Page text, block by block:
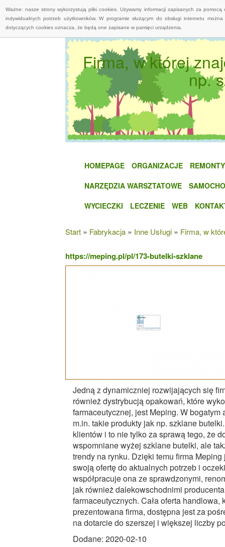
Ważne: nasze strony wykorzystują pliki cookies. Używamy informacji zapisanych za
indywidualnych potrzeb użytkowników. W programie służącym do obsługi internetu
dotyczących cookies oznacza, że będą one zapisane w pamięci urządzenia.
Firma, w której
np.
HOMEPAGE ORGANIZACJE
REMONTY
NARZĘDZIA WARSZTATOWE
WYCIECZKI
LECZENIE WEB
Start » Fabrykacja » Inne Usługi » Firma, w
https://meping.pl/pl/173-butelki-szklane
Jedną z dynamiczniej rozwijających się
również dystrybucją opakowań, które
farmaceutycznej, jest Meping. W
m.in. takie produkty jak np. szklane
klientów i to nie tylko za sprawą tego, że
wspomniane wyżej szklane butelki, ale
trendy na rynku. Dzięki temu firma
swoją ofertę do aktualnych potrzeb i
współpracuje ona ze sprawdzonymi,
jak również dalekowschodnimi
farmaceutycznych. Cała oferta
prezentowana firma, dostępna jest za
na dotarcie do szerszej i większej liczby
Dodane: 2020-02-10